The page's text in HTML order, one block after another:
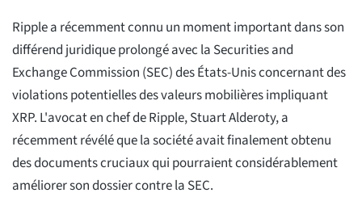
Ripple a récemment connu un moment important dans son
différend juridique prolongé avec la Securities and
Exchange Commission (SEC) des États-Unis concernant des
violations potentielles des valeurs mobilières impliquant
XRP. L'avocat en chef de Ripple, Stuart Alderoty, a
récemment révélé que la société avait finalement obtenu
des documents cruciaux qui pourraient considérablement
améliorer son dossier contre la SEC.